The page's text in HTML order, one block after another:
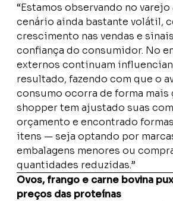
“Estamos observando no
cenário ainda bastante volátil,
crescimento nas vendas e
confiança do consumidor. No
externos continuam
resultado, fazendo com que o
consumo ocorra de forma mais
shopper tem ajustado suas
orçamento e encontrado
itens — seja optando por
embalagens menores ou
quantidades reduzidas.”
Ovos, frango e carne bovina
preços das proteínas